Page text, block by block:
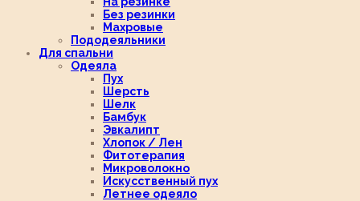
Без резинки
Махровые
Пододеяльники
Для спальни
Одеяла
Пух
Шерсть
Шелк
Бамбук
Эвкалипт
Хлопок / Лен
Фитотерапия
Микроволокно
Искусственный пух
Летнее одеяло